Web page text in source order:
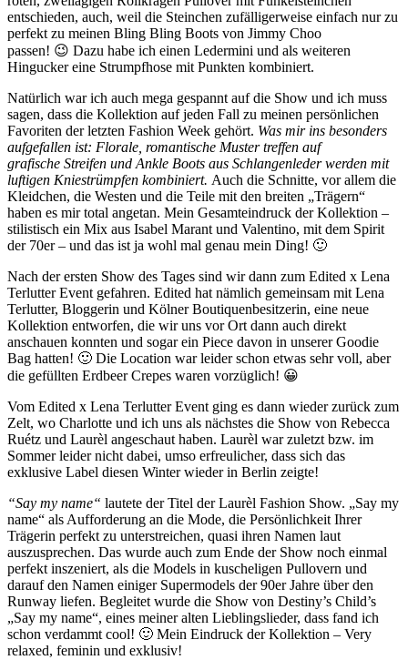
entschieden, auch, weil die Steinchen zufälligerweise einfach nur zu
perfekt zu meinen Bling Bling Boots von Jimmy Choo
passen! 😉 Dazu habe ich einen Ledermini und als weiteren
Hingucker eine Strumpfhose mit Punkten kombiniert.
Natürlich war ich auch mega gespannt auf die Show und ich muss
sagen, dass die Kollektion auf jeden Fall zu meinen persönlichen
Favoriten der letzten Fashion Week gehört. Was mir ins besonders
aufgefallen ist: Florale, romantische Muster treffen auf
grafische Streifen und Ankle Boots aus Schlangenleder werden mit
luftigen Kniestrümpfen kombiniert. Auch die Schnitte, vor allem die
Kleidchen, die Westen und die Teile mit den breiten „Trägern“
haben es mir total angetan. Mein Gesamteindruck der Kollektion –
stilistisch ein Mix aus Isabel Marant und Valentino, mit dem Spirit
der 70er – und das ist ja wohl mal genau mein Ding! 🙂
Nach der ersten Show des Tages sind wir dann zum Edited x Lena
Terlutter Event gefahren. Edited hat nämlich gemeinsam mit Lena
Terlutter, Bloggerin und Kölner Boutiquenbesitzerin, eine neue
Kollektion entworfen, die wir uns vor Ort dann auch direkt
anschauen konnten und sogar ein Piece davon in unserer Goodie
Bag hatten! 🙂 Die Location war leider schon etwas sehr voll, aber
die gefüllten Erdbeer Crepes waren vorzüglich! 😀
Vom Edited x Lena Terlutter Event ging es dann wieder zurück zum
Zelt, wo Charlotte und ich uns als nächstes die Show von Rebecca
Ruétz und Laurèl angeschaut haben. Laurèl war zuletzt bzw. im
Sommer leider nicht dabei, umso erfreulicher, dass sich das
exklusive Label diesen Winter wieder in Berlin zeigte!
“Say my name“ lautete der Titel der Laurèl Fashion Show. „Say my
name“ als Aufforderung an die Mode, die Persönlichkeit Ihrer
Trägerin perfekt zu unterstreichen, quasi ihren Namen laut
auszusprechen. Das wurde auch zum Ende der Show noch einmal
perfekt inszeniert, als die Models in kuscheligen Pullovern und
darauf den Namen einiger Supermodels der 90er Jahre über den
Runway liefen. Begleitet wurde die Show von Destiny’s Child’s
„Say my name“, eines meiner alten Lieblingslieder, dass fand ich
schon verdammt cool! 🙂 Mein Eindruck der Kollektion – Very
relaxed, feminin und exklusiv!